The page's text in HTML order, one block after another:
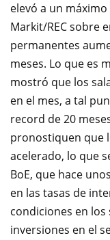
elevó a un
Markit/REC sobre
permanentes
meses. Lo que es
mostró que los
en el mes, a tal
record de 20
pronostiquen que
acelerado, lo que
BoE, que hace
en las tasas de
condiciones en
inversiones en el